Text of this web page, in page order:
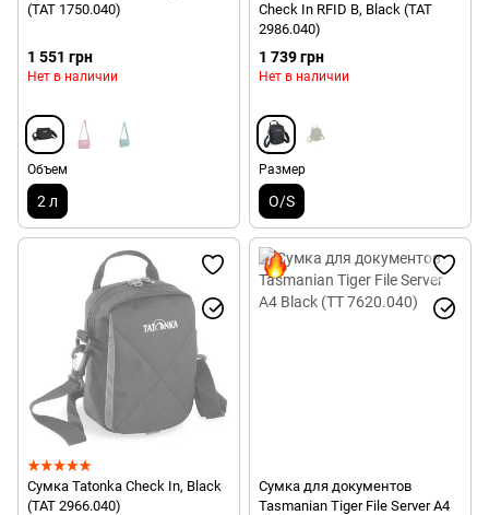
(TAT 1750.040)
1 551 грн
Нет в наличии
Объем
2 л
Check In RFID B, Black (TAT
2986.040)
1 739 грн
Нет в наличии
Размер
O/S
Сумка Tatonka Check In, Black
(TAT 2966.040)
Сумка для документов
Tasmanian Tiger File Server A4